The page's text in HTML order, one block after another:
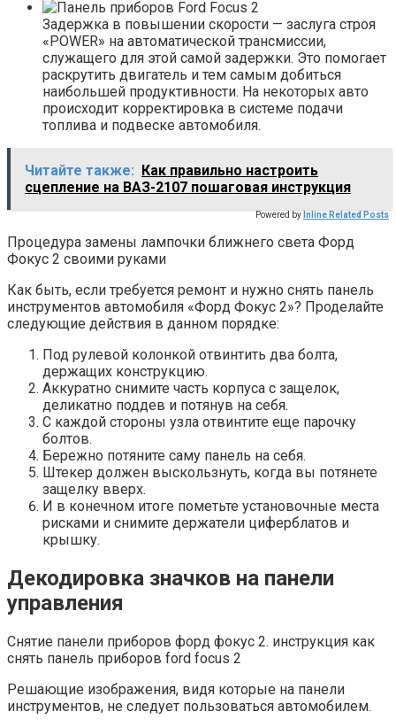
Задержка в повышении скорости — заслуга строя
«POWER» на автоматической трансмиссии,
служащего для этой самой задержки. Это помогает
раскрутить двигатель и тем самым добиться
наибольшей продуктивности. На некоторых авто
происходит корректировка в системе подачи
топлива и подвеске автомобиля.
Читайте также: Как правильно настроить
сцепление на ВАЗ-2107 пошаговая инструкция
Powered by Inline Related Posts
Процедура замены лампочки ближнего света Форд
Фокус 2 своими руками
Как быть, если требуется ремонт и нужно снять панель
инструментов автомобиля «Форд Фокус 2»? Проделайте
следующие действия в данном порядке:
Под рулевой колонкой отвинтить два болта,
держащих конструкцию.
Аккуратно снимите часть корпуса с защелок,
деликатно поддев и потянув на себя.
С каждой стороны узла отвинтите еще парочку
болтов.
Бережно потяните саму панель на себя.
Штекер должен выскользнуть, когда вы потянете
защелку вверх.
И в конечном итоге пометьте установочные места
рисками и снимите держатели циферблатов и
крышку.
Декодировка значков на панели
управления
Снятие панели приборов форд фокус 2. инструкция как
снять панель приборов ford focus 2
Решающие изображения, видя которые на панели
инструментов, не следует пользоваться автомобилем.